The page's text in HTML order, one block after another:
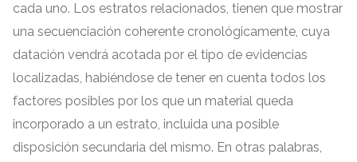
cada uno. Los estratos relacionados, tienen que mostrar
una secuenciación coherente cronológicamente, cuya
datación vendrá acotada por el tipo de evidencias
localizadas, habiéndose de tener en cuenta todos los
factores posibles por los que un material queda
incorporado a un estrato, incluida una posible
disposición secundaria del mismo. En otras palabras,